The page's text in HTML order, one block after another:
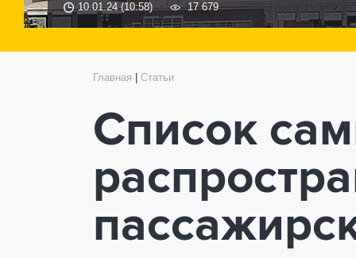
10.01.24 (10:58) 17 679
Главная Статьи
Список